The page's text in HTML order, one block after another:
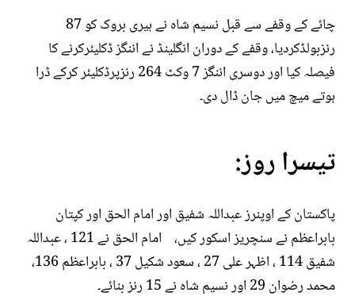
چائے کے وقفے سے قبل نسیم شاہ نے ہیری بروک کو 87
رنزبولڈکردیا، وقفے کے دوران انگلینڈ نے اننگز ڈکلیئرکرنے کا
فیصلہ کیا اور دوسری اننگز 7 وکٹ 264 رنزپرڈکلیئر کرکے ڈرا
ہوتے میچ میں جان ڈال دی۔
تیسرا روز:
پاکستان کے اوپنرز عبداللہ شفیق اور امام الحق اور کپتان
بابراعظم نے سنچریز اسکور کیں، امام الحق نے 121 ، عبداللہ
شفیق 114 ، اظہر علی 27 ، سعود شکیل 37 ، بابراعظم 136،
محمد رضوان 29 اور نسیم شاہ نے 15 رنز بنائے۔